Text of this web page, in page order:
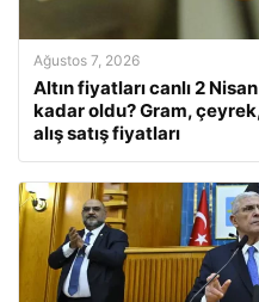
Ağustos 7, 2026
Altın fiyatları canlı 2
kadar oldu? Gram,
alış satış fiyatları